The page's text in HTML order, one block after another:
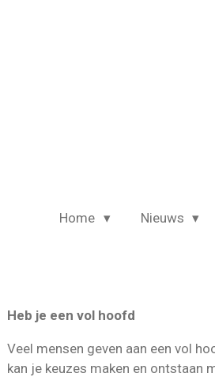
Home Nieuws
Heb je een vol hoofd
Veel mensen geven aan een vol
kan je keuzes maken en ontstaan